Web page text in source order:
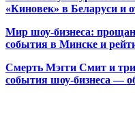
«Киновек» в Беларуси и
Мир шоу-бизнеса:
события в Минске и
Смерть Мэгги Смит и
события шоу-бизнеса —